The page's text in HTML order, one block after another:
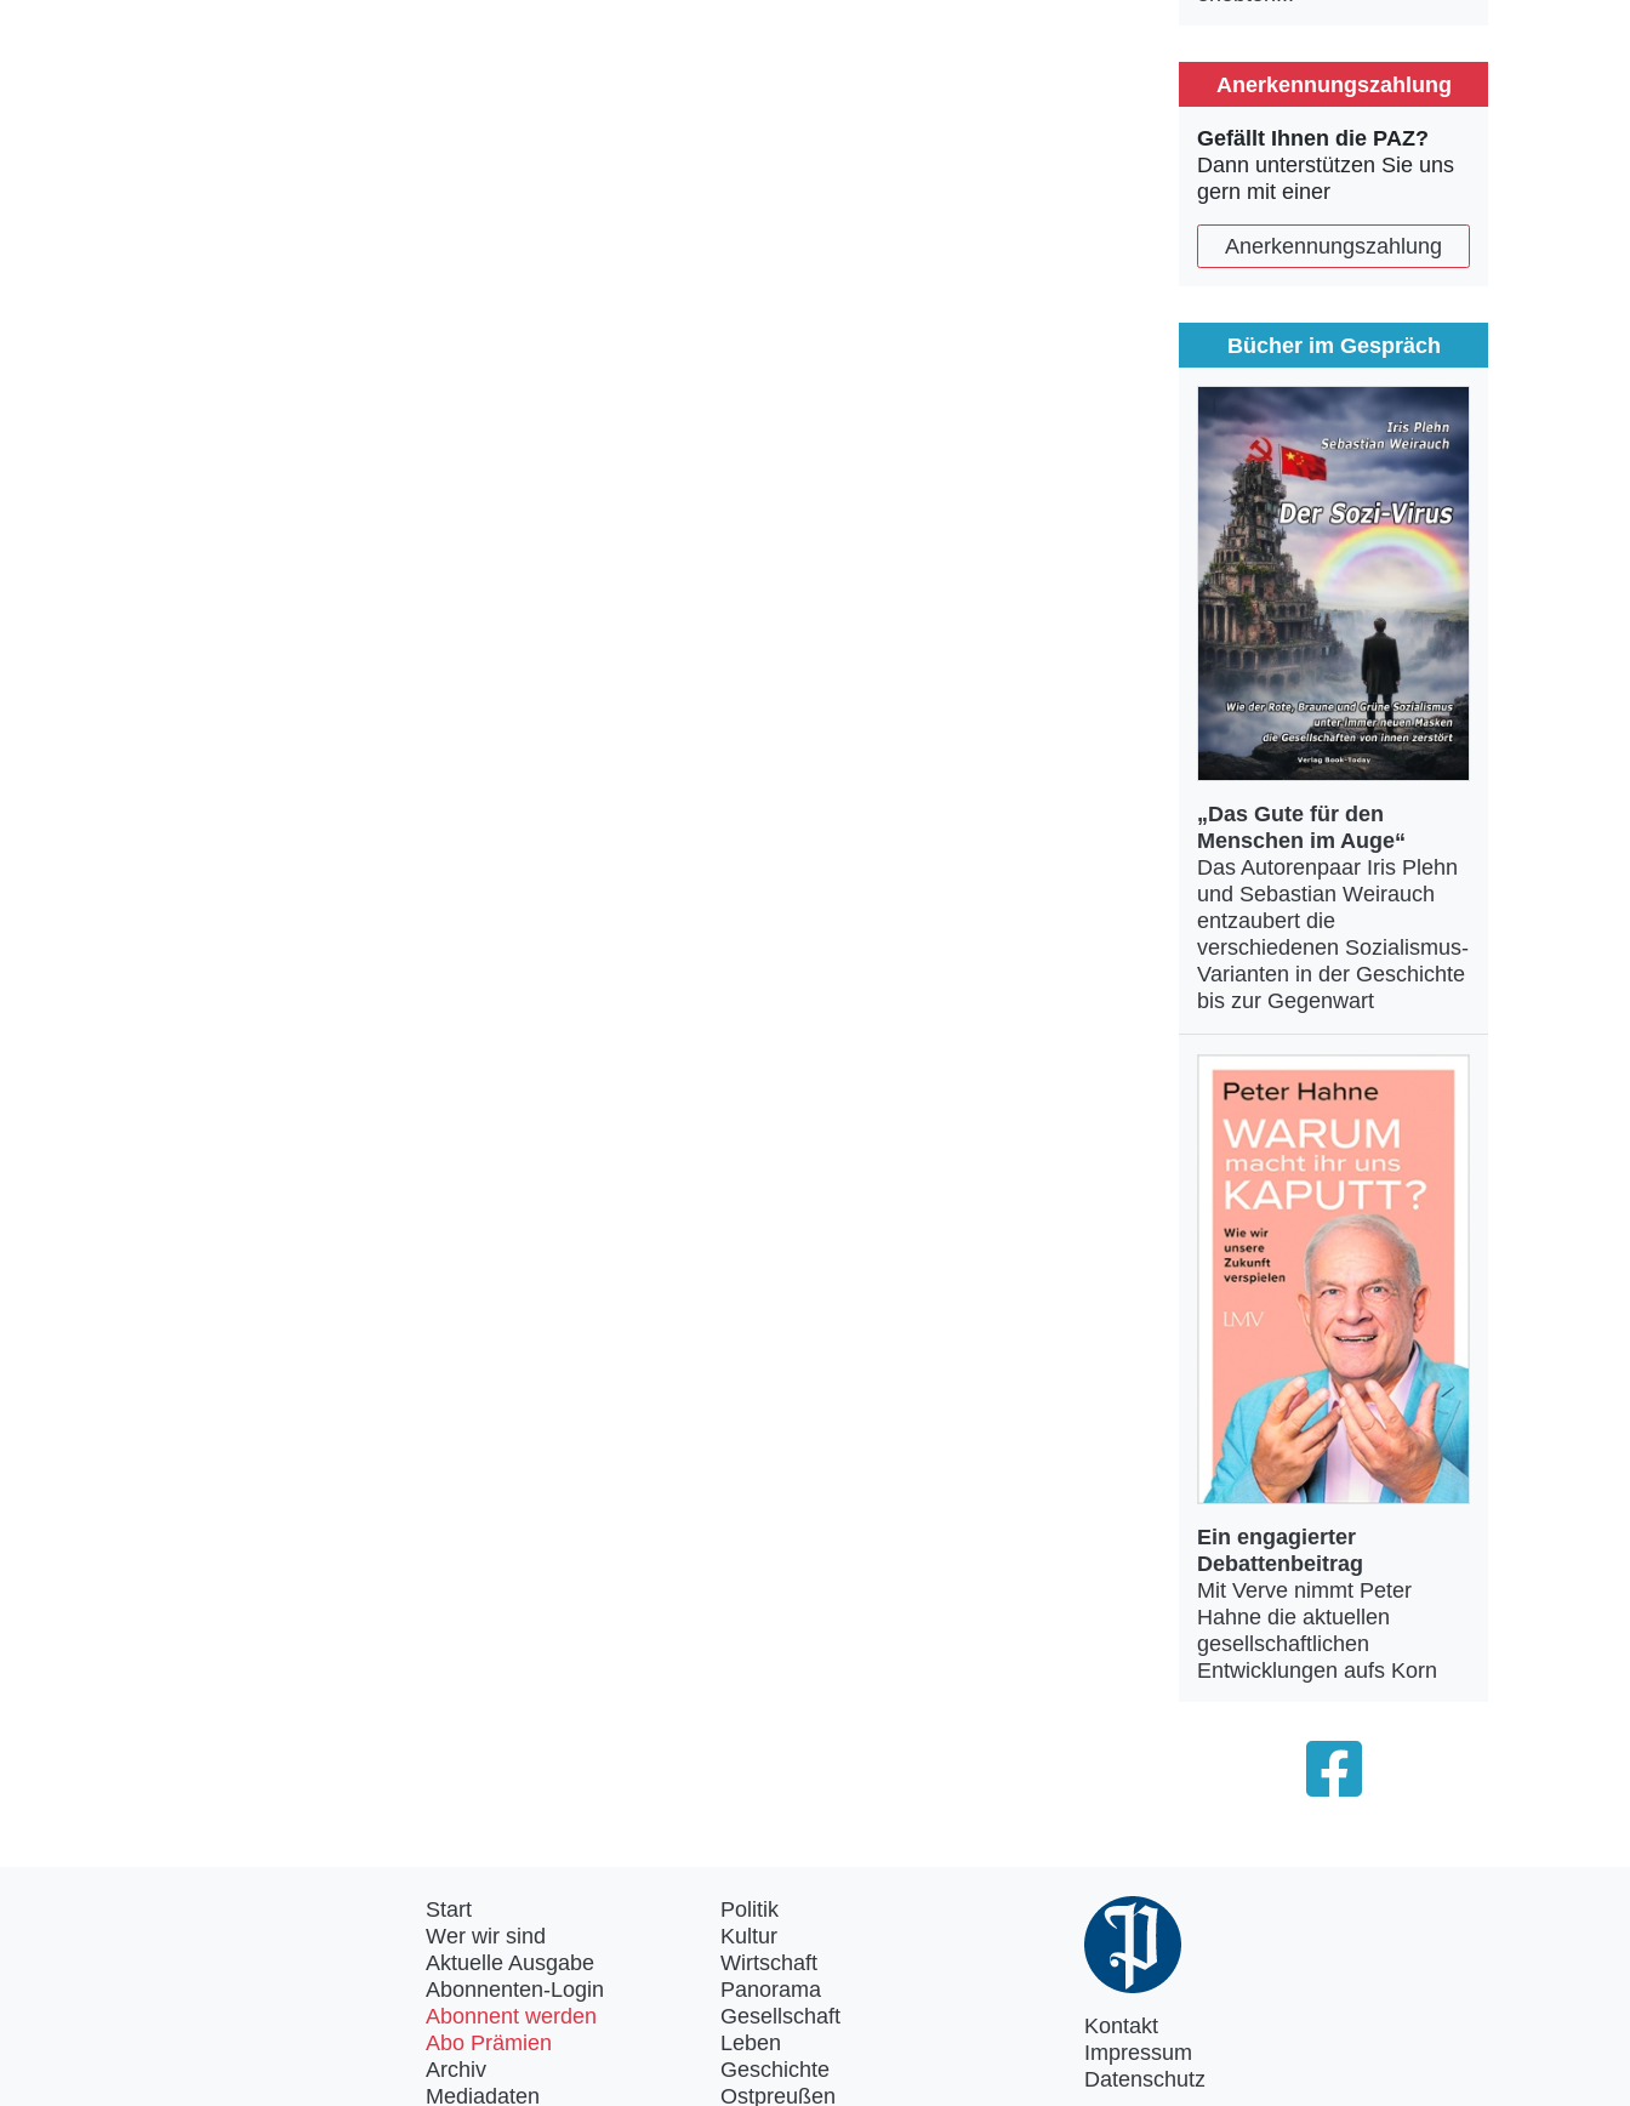
Anerkennungszahlung
Gefällt Ihnen die PAZ?
Dann unterstützen Sie uns
gern mit einer
Anerkennungszahlung
Bücher im Gespräch
„Das Gute für den
Menschen im Auge“
Das Autorenpaar Iris Plehn
und Sebastian Weirauch
entzaubert die
verschiedenen Sozialismus-
Varianten in der Geschichte
bis zur Gegenwart
Ein engagierter
Debattenbeitrag
Mit Verve nimmt Peter
Hahne die aktuellen
gesellschaftlichen
Entwicklungen aufs Korn
Start
Wer wir sind
Aktuelle Ausgabe
Abonnenten-Login
Abonnent werden
Abo Prämien
Archiv
Mediadaten
Politik
Kultur
Wirtschaft
Panorama
Gesellschaft
Leben
Geschichte
Ostpreußen
Kontakt
Impressum
Datenschutz